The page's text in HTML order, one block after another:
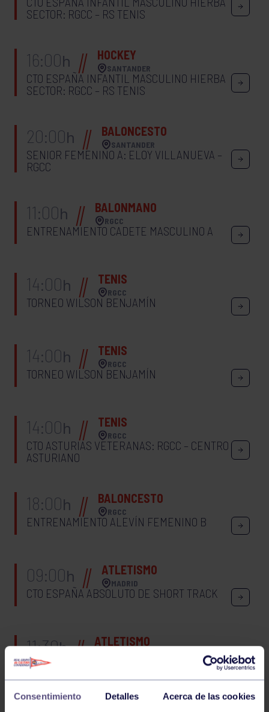
Consentimiento Detalles Acerca de las cookies
SECTOR: RGCC – RS TENIS
16:00h HOCKEY
SANTANDER
CTO ESPAÑA INFANTIL MASCULINO HIERBA
SECTOR: RGCC – RS TENIS
20:00h BALONCESTO
SANTANDER
SENIOR FEMENINO A: ELOY VILLANUEVA –
RGCC
11:00h BALONMANO
RGCC
ENTRENAMIENTO CADETE MASCULINO A
14:00h TENIS
RGCC
TORNEO WILSON BENJAMÍN
14:00h TENIS
RGCC
TORNEO WILSON BENJAMÍN
14:00h TENIS
RGCC
CTO ASTURIAS VETERANAS: RGCC – CENTRO
ASTURIANO
18:00h BALONCESTO
RGCC
ENTRENAMIENTO ALEVÍN FEMENINO B
09:00h ATLETISMO
MADRID
CTO ESPAÑA ABSOLUTO DE SHORT TRACK
11:30h ATLETISMO
CTO ASTURIAS CROSS ESCOLAR